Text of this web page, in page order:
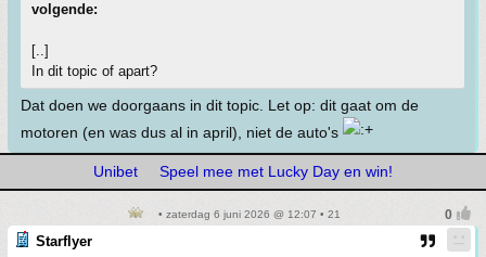
volgende:
[..]
In dit topic of apart?
Dat doen we doorgaans in dit topic. Let op: dit gaat om de
motoren (en was dus al in april), niet de auto's
Unibet Speel mee met Lucky Day en win!
• zaterdag 6 juni 2026 @ 12:07 • 21
Starflyer